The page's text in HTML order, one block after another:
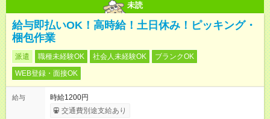
未読
給与即払いOK！高時給！土日休み！ピッキング・
梱包作業
派遣 職種未経験OK 社会人未経験OK
ブランクOK
WEB登録・面接OK
給与
時給1200円
交通費別途支給あり